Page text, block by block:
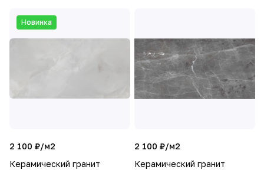
Новинка
2 100 ₽/м2
Керамический гранит
2 100 ₽/м2
Керамический гранит